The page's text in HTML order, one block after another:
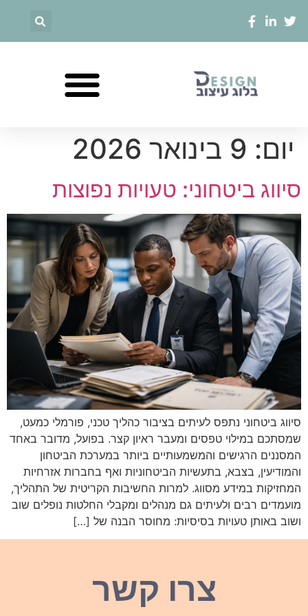
יום: 9 בינואר 2026
סיווג ביטחוני: טעויות נפוצות
סיווג ביטחוני נתפס לעיתים בציבור כהליך טכני, פורמלי כמעט,
שמסתכם במילוי טפסים ומעבר ראיון קצר. בפועל, מדובר באחד
המסננים הרגישים והמשמעותיים ביותר במערכת הביטחון
והמודיעין, בצבא, בתעשיות הביטחוניות ואף בחברות אזרחיות
המחזיקות במידע מסווג. למרות החשיבות הקריטית של התהליך,
מועמדים רבים ולעיתים גם מנהלים ומקבלי החלטות נופלים שוב
ושוב באותן טעויות בסיסיות: מחוסר הבנה של […]
צרו קשר